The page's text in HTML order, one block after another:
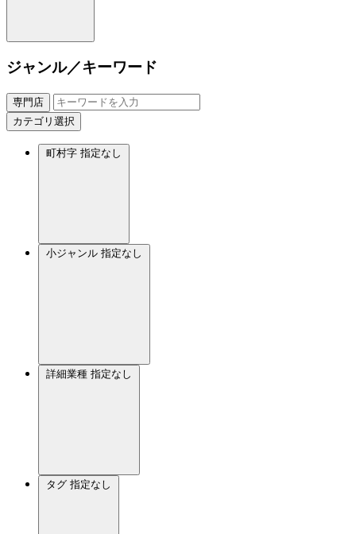
ジャンル／キーワード
専門店
カテゴリ選択
町村字 指定なし
小ジャンル 指定なし
詳細業種 指定なし
タグ 指定なし